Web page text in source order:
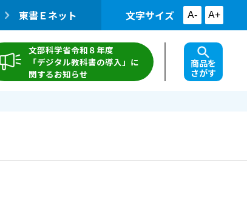
東書Ｅネット 文字サイズ A- A+
文部科学省令和８年度
「デジタル教科書の導入」に
関するお知らせ
商品を
さがす